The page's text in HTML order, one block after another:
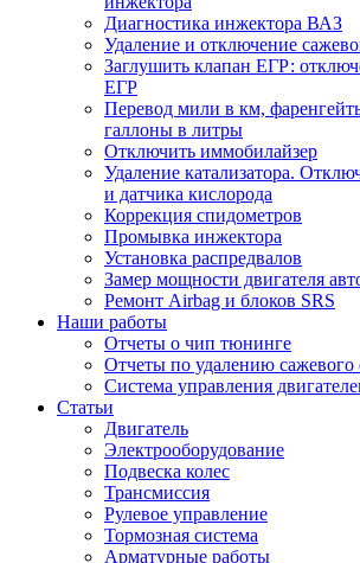
Диагностика инжектора ВАЗ
Удаление и отключение
Заглушить клапан ЕГР:
ЕГР
Перевод мили в км,
галлоны в литры
Отключить иммобилайзер
Удаление катализатора.
и датчика кислорода
Коррекция спидометров
Промывка инжектора
Установка распредвалов
Замер мощности двигателя
Ремонт Airbag и блоков SRS
Наши работы
Отчеты о чип тюнинге
Отчеты по удалению сажевого
Система управления
Статьи
Двигатель
Электрооборудование
Подвеска колес
Трансмиссия
Рулевое управление
Тормозная система
Арматурные работы